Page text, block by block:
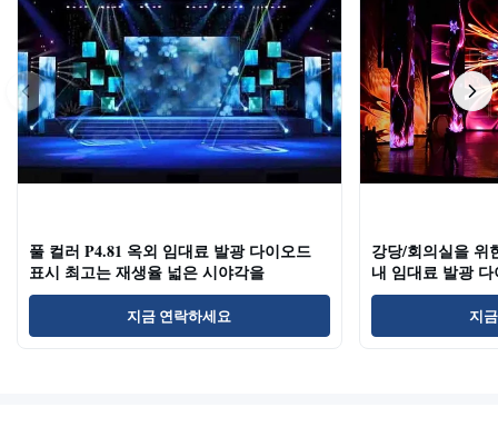
풀 컬러 P4.81 옥외 임대료 발광 다이오드
표시 최고는 재생율 넓은 시야각을
지금 연락하세요
강당/회의실을 위
내 임대료 발광
지